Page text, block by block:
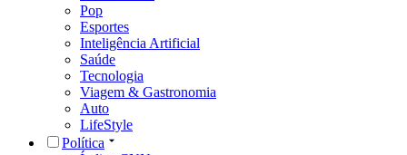
Pop
Esportes
Inteligência Artificial
Saúde
Tecnologia
Viagem & Gastronomia
Auto
LifeStyle
Política